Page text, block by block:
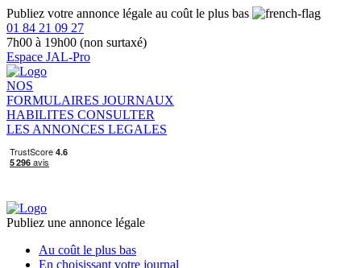
Publiez votre annonce légale au coût le plus bas
01 84 21 09 27
7h00 à 19h00 (non surtaxé)
Espace JAL-Pro
NOS
FORMULAIRES JOURNAUX
HABILITES CONSULTER
LES ANNONCES LEGALES
Publiez une annonce légale
Au coût le plus bas
En choisissant votre journal